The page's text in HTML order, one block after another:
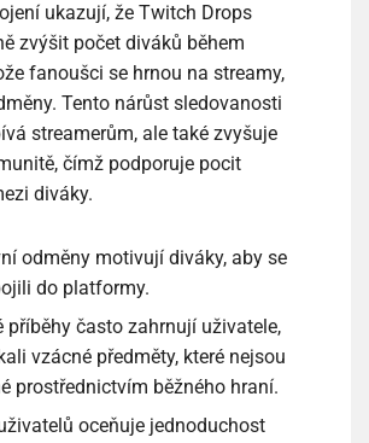
ukazují, že Twitch Drops
zvýšit počet diváků během
fanoušci se hrnou na streamy,
Tento nárůst sledovanosti
streamerům, ale také zvyšuje
čímž podporuje pocit
diváky.
odměny motivují diváky, aby se
do platformy.
příběhy často zahrnují uživatele,
vzácné předměty, které nejsou
prostřednictvím běžného hraní.
oceňuje jednoduchost